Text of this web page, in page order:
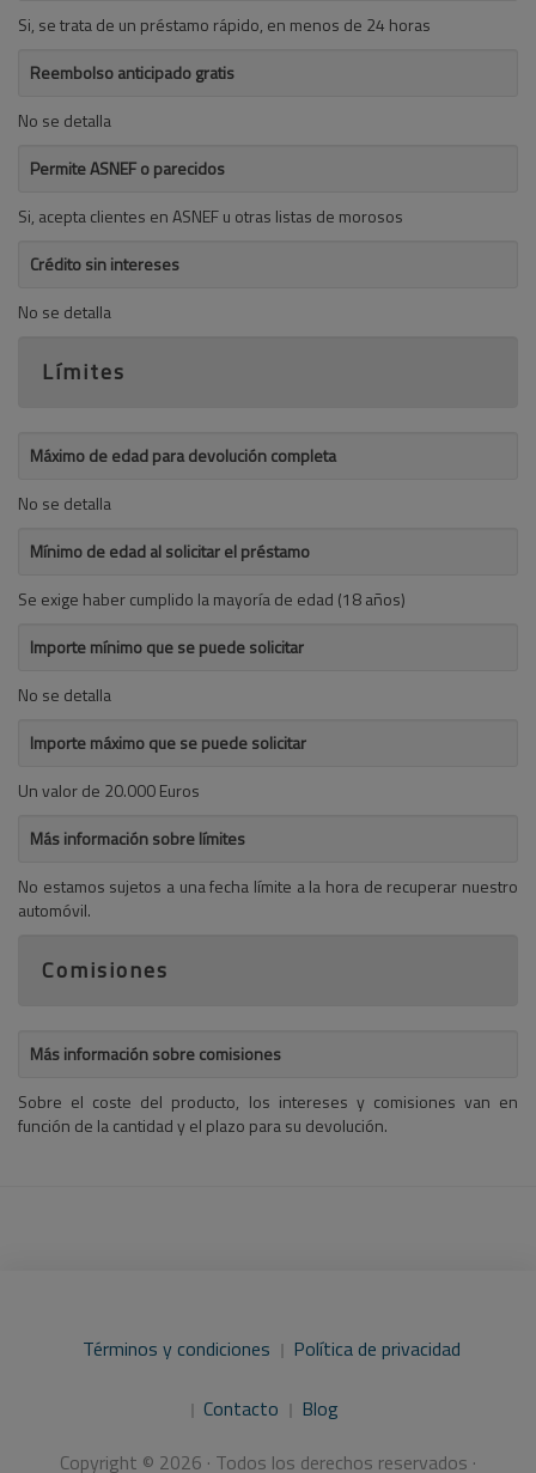
Si, se trata de un préstamo rápido, en menos de 24 horas
Reembolso anticipado gratis
No se detalla
Permite ASNEF o parecidos
Si, acepta clientes en ASNEF u otras listas de morosos
Crédito sin intereses
No se detalla
Límites
Máximo de edad para devolución completa
No se detalla
Mínimo de edad al solicitar el préstamo
Se exige haber cumplido la mayoría de edad (18 años)
Importe mínimo que se puede solicitar
No se detalla
Importe máximo que se puede solicitar
Un valor de 20.000 Euros
Más información sobre límites
No estamos sujetos a una fecha límite a la hora de recuperar nuestro
automóvil.
Comisiones
Más información sobre comisiones
Sobre el coste del producto, los intereses y comisiones van en
función de la cantidad y el plazo para su devolución.
Términos y condiciones Política de privacidad
Contacto
Blog
Copyright © 2026 · Todos los derechos reservados ·